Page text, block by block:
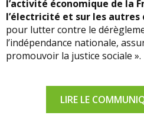
l’activité économique de la
l’électricité et sur les autres
pour lutter contre le
l’indépendance nationale,
promouvoir la justice sociale ».
LIRE LE